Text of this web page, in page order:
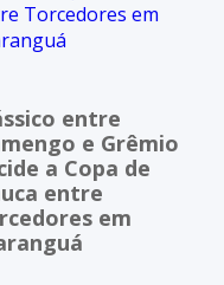
entre
e Grêmio
a Copa de
entre
em